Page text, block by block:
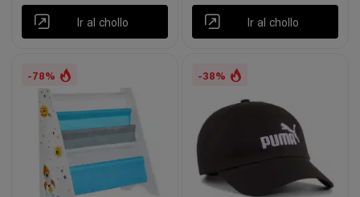
Ir al chollo Ir al chollo
-78% -38%